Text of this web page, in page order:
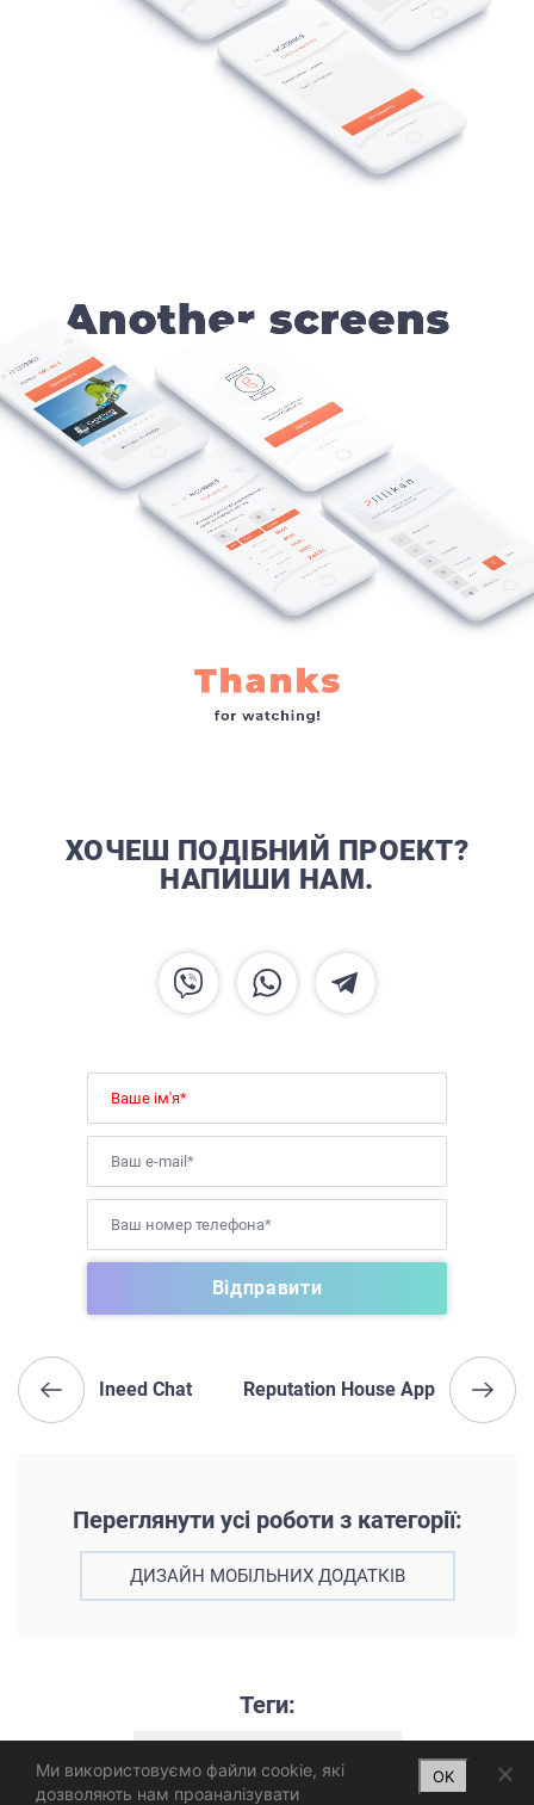
ХОЧЕШ ПОДІБНИЙ ПРОЕКТ?
НАПИШИ НАМ.
Ineed Chat Reputation House App
Переглянути усі роботи з категорії:
ДИЗАЙН МОБІЛЬНИХ ДОДАТКІВ
Теги:
Ми використовуємо файли cookie, які
дозволяють нам проаналізувати
OK